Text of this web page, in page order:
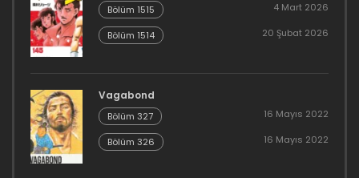
Bölüm 1515 4 Mart 2026
Bölüm 1514 20 Şubat 2026
Vagabond
Bölüm 327 16 Mayıs 2022
Bölüm 326 16 Mayıs 2022